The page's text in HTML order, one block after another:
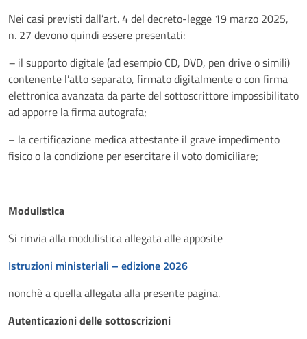
Nei casi previsti dall’art. 4 del decreto-legge 19 marzo 2025,
n. 27 devono quindi essere presentati:
– il supporto digitale (ad esempio CD, DVD, pen drive o simili)
contenente l’atto separato, firmato digitalmente o con firma
elettronica avanzata da parte del sottoscrittore impossibilitato
ad apporre la firma autografa;
– la certificazione medica attestante il grave impedimento
fisico o la condizione per esercitare il voto domiciliare;
Modulistica
Si rinvia alla modulistica allegata alle apposite
Istruzioni ministeriali – edizione 2026
nonchè a quella allegata alla presente pagina.
Autenticazioni delle sottoscrizioni